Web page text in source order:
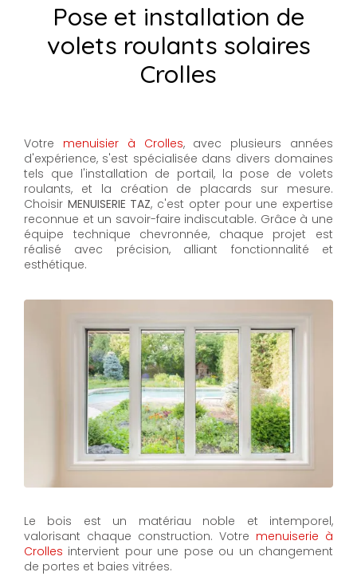
Pose et installation de
volets roulants solaires
Crolles
Votre menuisier à Crolles, avec plusieurs années
d'expérience, s'est spécialisée dans divers domaines
tels que l'installation de portail, la pose de volets
roulants, et la création de placards sur mesure.
Choisir MENUISERIE TAZ, c'est opter pour une expertise
reconnue et un savoir-faire indiscutable. Grâce à une
équipe technique chevronnée, chaque projet est
réalisé avec précision, alliant fonctionnalité et
esthétique.
Le bois est un matériau noble et intemporel,
valorisant chaque construction. Votre menuiserie à
Crolles intervient pour une pose ou un changement
de portes et baies vitrées.